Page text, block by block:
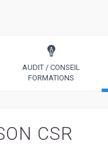
AUDIT / CONSEIL
FORMATIONS
CSR